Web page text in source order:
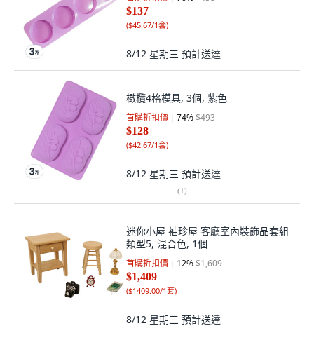
$137
($45.67/1套)
8/12 星期三 預計送達
橄欖4格模具, 3個, 紫色
首購折扣價 74%$493
$128
($42.67/1套)
8/12 星期三 預計送達
(1)
迷你小屋 袖珍屋 客廳室內裝飾品套組
類型5, 混合色, 1個
首購折扣價 12%$1,609
$1,409
($1409.00/1套)
8/12 星期三 預計送達